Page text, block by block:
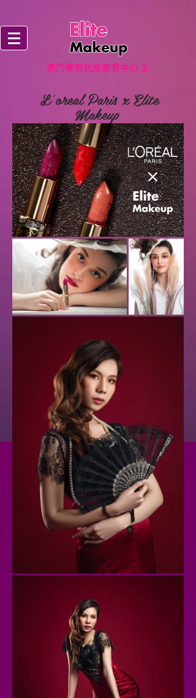
澳門菁英化妝教育中心 2
L'oreal Paris x Elite
Makeup